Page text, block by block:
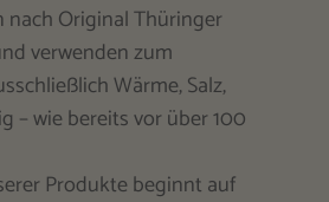
Original Thüringer
verwenden zum
Wärme, Salz,
– wie bereits vor über 100
Produkte beginnt auf